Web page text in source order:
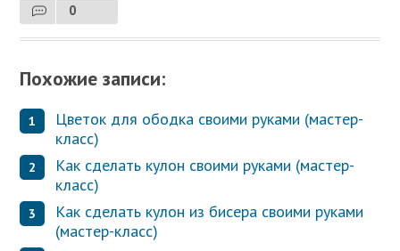
0
Похожие записи:
Цветок для ободка своими руками (мастер-
класс)
Как сделать кулон своими руками (мастер-
класс)
Как сделать кулон из бисера своими руками
(мастер-класс)